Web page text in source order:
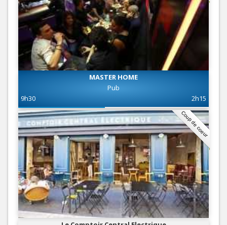
MASTER HOME
Pub
9h30
2h15
Coup de coeur